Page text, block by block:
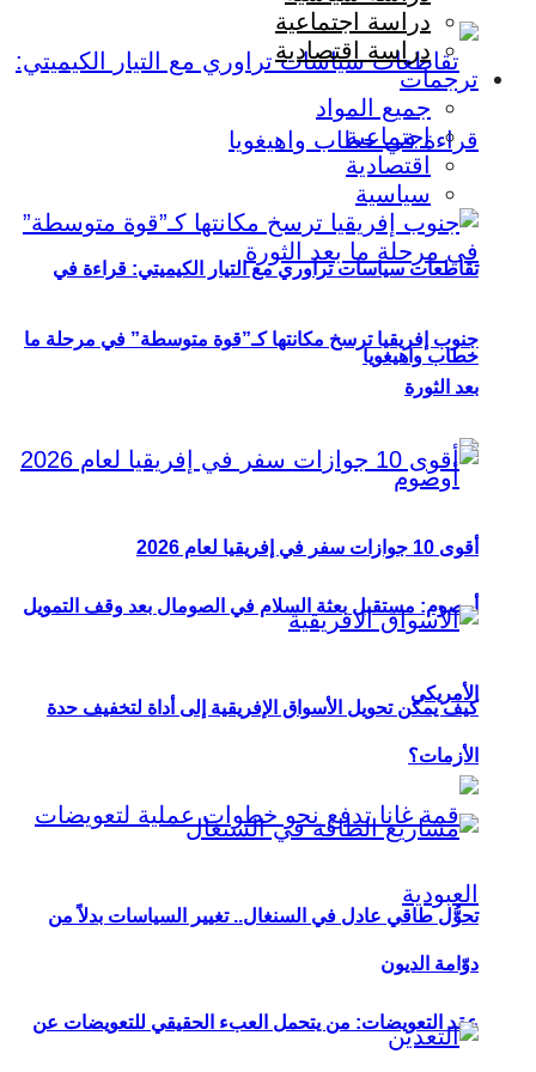
تقاطعات سياسات تراوري مع التيار الكيميتي: قراءة في
خطاب واهيغويا
أوصوم: مستقبل بعثة السلام في الصومال بعد وقف التمويل
الأمريكي
عقد التعويضات: من يتحمل العبء الحقيقي للتعويضات عن
دراسة اجتماعية
دراسة اقتصادية
ترجمات
جميع المواد
اجتماعية
اقتصادية
سياسية
جنوب إفريقيا ترسخ مكانتها كـ”قوة متوسطة” في مرحلة ما
بعد الثورة
أقوى 10 جوازات سفر في إفريقيا لعام 2026
كيف يمكن تحويل الأسواق الإفريقية إلى أداة لتخفيف حدة
الأزمات؟
تحوُّل طاقي عادل في السنغال.. تغيير السياسات بدلاً من
دوّامة الديون